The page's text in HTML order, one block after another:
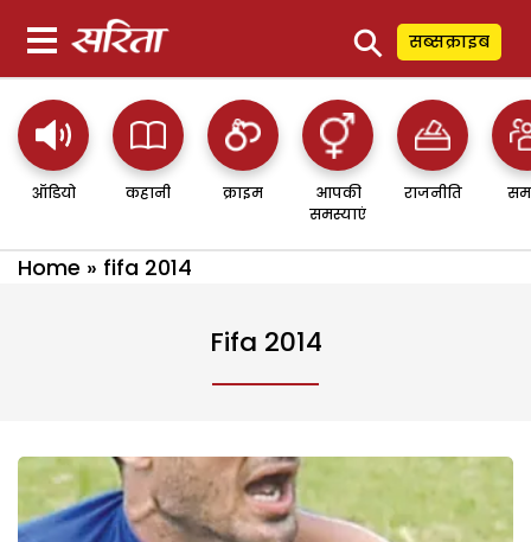
⚲ सब्सक्राइब
ऑडियो कहानी क्राइम
आपकी
समस्याएं
राजनीति
Home » fifa 2014
Fifa 2014